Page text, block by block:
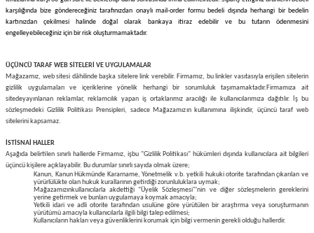
karşılığında bize göndereceğiniz tarafınızdan onaylı mail-order formu bedeli dışında herhangi bir bedelin
kartınızdan çekilmesi halinde doğal olarak bankaya itiraz edebilir ve bu tutarın ödenmesini
engelleyebileceğiniz için bir risk oluşturmamaktadır.
ÜÇÜNCÜ TARAF WEB SİTELERİ VE UYGULAMALAR
Mağazamız, web sitesi dâhilinde başka sitelere link verebilir. Firmamız, bu linkler vasıtasıyla erişilen sitelerin
gizlilik uygulamaları ve içeriklerine yönelik herhangi bir sorumluluk taşımamaktadır.Firmamıza ait
sitedeyayınlanan reklamlar, reklamcılık yapan iş ortaklarımız aracılığı ile kullanıcılarımıza dağıtılır. İş bu
sözleşmedeki Gizlilik Politikası Prensipleri, sadece Mağazamızın kullanımına ilişkindir, üçüncü taraf web
sitelerini kapsamaz.
İSTİSNAİ HALLER
Aşağıda belirtilen sınırlı hallerde Firmamız, işbu "Gizlilik Politikası" hükümleri dışında kullanıcılara ait bilgileri
üçüncü kişilere açıklayabilir. Bu durumlar sınırlı sayıda olmak üzere;
Kanun, Kanun Hükmünde Kararname, Yönetmelik v.b. yetkili hukuki otorite tarafından çıkarılan ve
yürürlülükte olan hukuk kurallarının getirdiği zorunluluklara uymak;
Mağazamızınkullanıcılarla akdettiği "Üyelik Sözleşmesi"'nin ve diğer sözleşmelerin gereklerini
yerine getirmek ve bunları uygulamaya koymak amacıyla;
Yetkili idari ve adli otorite tarafından usulüne göre yürütülen bir araştırma veya soruşturmanın
yürütümü amacıyla kullanıcılarla ilgili bilgi talep edilmesi;
Kullanıcıların hakları veya güvenliklerini korumak için bilgi vermenin gerekli olduğu hallerdir.